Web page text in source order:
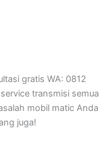
gratis WA: 0812
transmisi semua
mobil matic Anda
juga!